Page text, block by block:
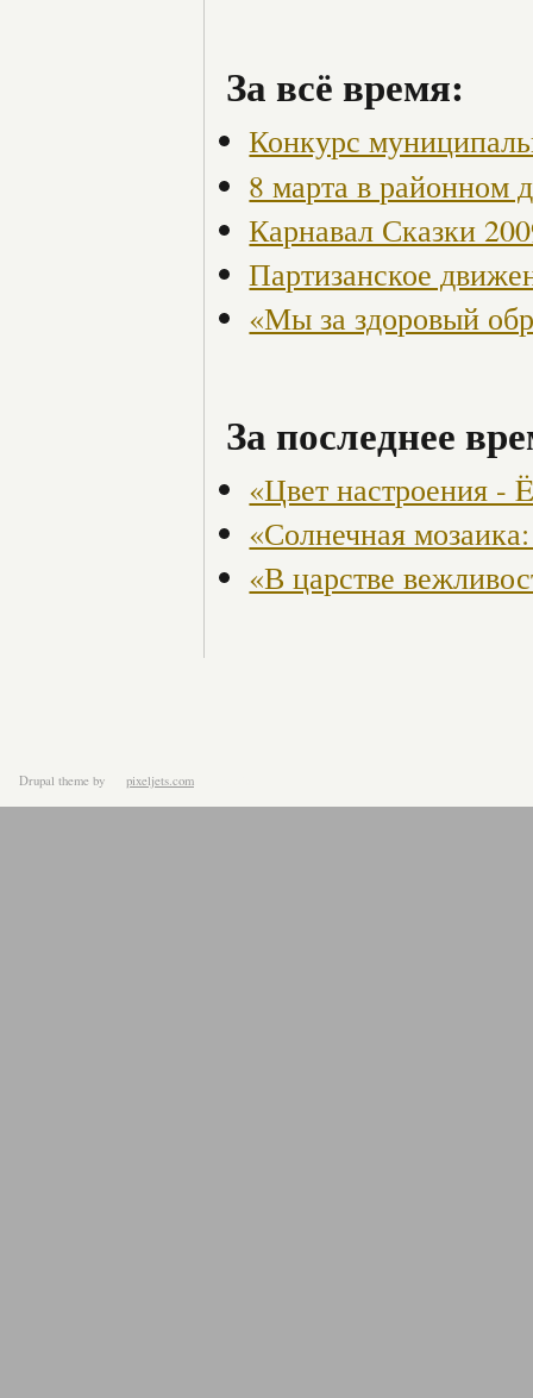
За всё время:
Конкурс
8 марта в районном
Карнавал Сказки
Партизанское
«Мы за здоровый
За последнее
«Цвет настроения -
«Солнечная
«В царстве
Drupal theme by pixeljets.com